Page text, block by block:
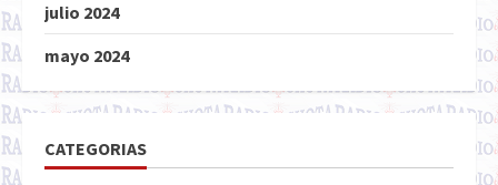
julio 2024
mayo 2024
CATEGORIAS